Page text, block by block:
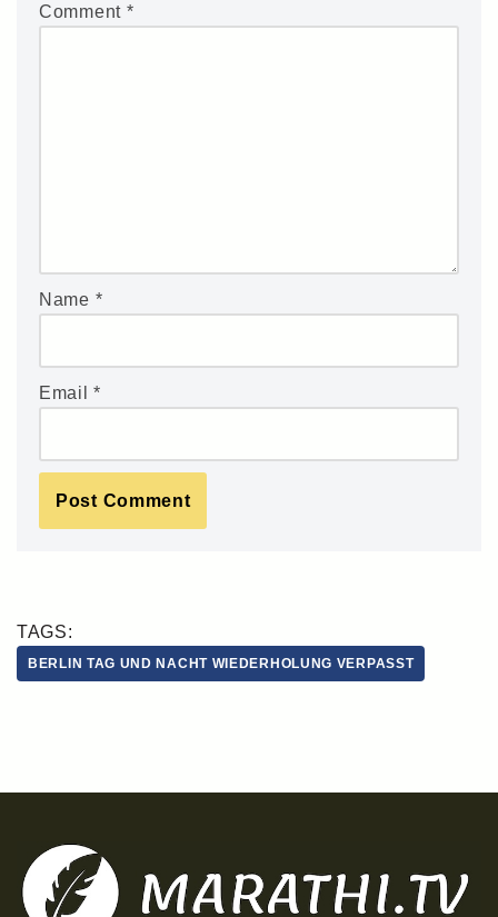
Comment *
Name *
Email*
TAGS:
BERLIN TAG UND NACHT WIEDERHOLUNG VERPASST